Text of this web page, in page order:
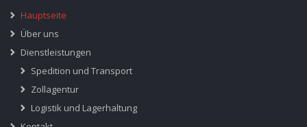
Hauptseite
Über uns
Dienstleistungen
Spedition und Transport
Zollagentur
Logistik und Lagerhaltung